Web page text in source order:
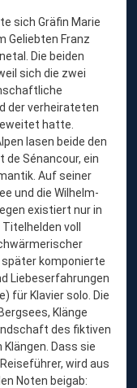
sich Gräfin Marie
Geliebten Franz
Die beiden
sich die zwei
der verheirateten
hatte.
lasen beide den
de Sénancour, ein
Auf seiner
und die Wilhelm-
existiert nur in
voll
komponierte
Liebeserfahrungen
für Klavier solo. Die
Klänge
des fiktiven
Dass sie
wird aus
Noten beigab: